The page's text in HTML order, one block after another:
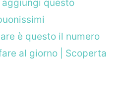
questo
è questo il numero
al giorno | Scoperta